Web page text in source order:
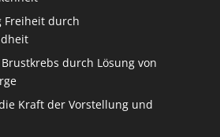
Freiheit durch
durch Lösung von
Kraft der Vorstellung und